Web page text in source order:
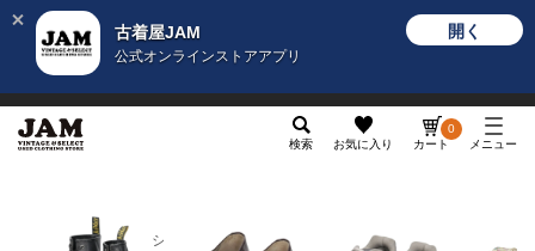
古着屋JAM
公式オンラインストアアプリ
開く
検索 お気に入り カート
0
メニュー
レディース シューズ